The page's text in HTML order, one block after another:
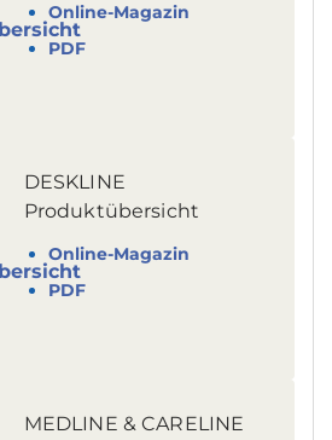
Online-Magazin
PDF
DESKLINE
Produktübersicht
Online-Magazin
PDF
MEDLINE & CARELINE